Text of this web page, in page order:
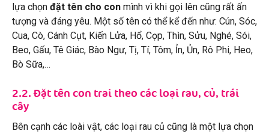
lựa chọn đặt tên cho con mình vì khi gọi lên cũng rất ấn
tượng và đáng yêu. Một số tên có thể kể đến như: Cún, Sóc,
Cua, Cò, Cánh Cụt, Kiến Lửa, Hổ, Cọp, Thìn, Sửu, Nghé, Sói,
Beo, Gấu, Tê Giác, Bào Ngư, Tị, Tí, Tôm, Ỉn, Ủn, Rô Phi, Heo,
Bò Sữa,…
2.2. Đặt tên con trai theo các loại rau, củ, trái
cây
Bên cạnh các loài vật, các loại rau củ cũng là một lựa chọn